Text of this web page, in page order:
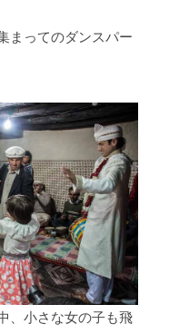
まってのダンスパー
、小さな女の子も飛